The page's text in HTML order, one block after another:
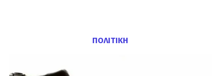
ΠΟΛΙΤΙΚΗ